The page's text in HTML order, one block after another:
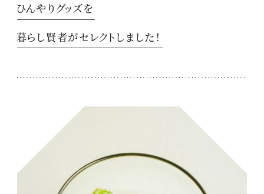
ひんやりグッズを
暮らし賢者がセレクトしました！